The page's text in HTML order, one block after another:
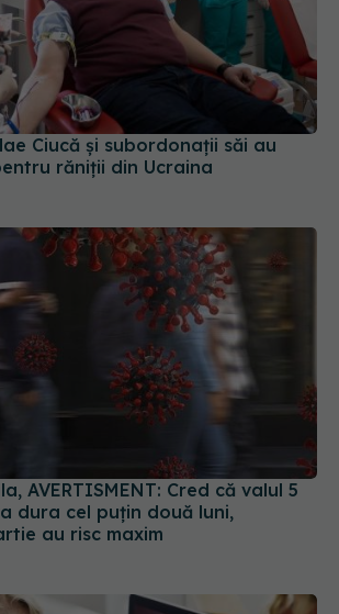
Ciucă și subordonații săi au
răniții din Ucraina
AVERTISMENT: Cred că valul 5
dura cel puțin două luni,
au risc maxim